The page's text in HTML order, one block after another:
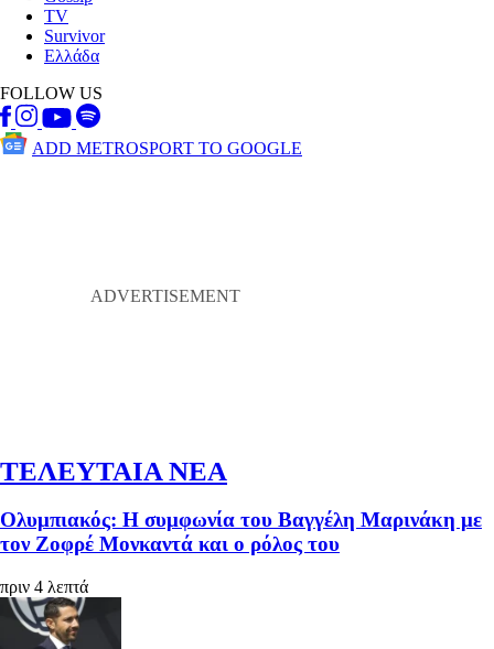
TV
Survivor
Ελλάδα
FOLLOW US
ADD METROSPORT TO GOOGLE
ΤΕΛΕΥΤΑΙΑ ΝΕΑ
Ολυμπιακός: Η συμφωνία του Βαγγέλη Μαρινάκη με
τον Ζοφρέ Μονκαντά και ο ρόλος του
πριν 4 λεπτά